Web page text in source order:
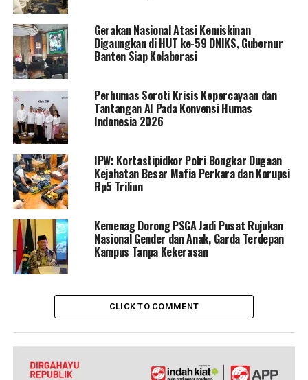
Gerakan Nasional Atasi Kemiskinan
Digaungkan di HUT ke-59 DNIKS, Gubernur
Banten Siap Kolaborasi
Perhumas Soroti Krisis Kepercayaan dan
Tantangan AI Pada Konvensi Humas
Indonesia 2026
IPW: Kortastipidkor Polri Bongkar Dugaan
Kejahatan Besar Mafia Perkara dan Korupsi
Rp5 Triliun
Kemenag Dorong PSGA Jadi Pusat Rujukan
Nasional Gender dan Anak, Garda Terdepan
Kampus Tanpa Kekerasan
CLICK TO COMMENT